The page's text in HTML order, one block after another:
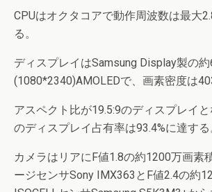
CPUはオクタコアで動作周波数は最大
る。
ディスプレイはSamsung Display製の
(1080*2340)AMOLEDで、画素密度は
アスペクト比が19.5:9のディスプレイ
のディスプレイ占有率は93.4%に達する
カメラはリアにF値1.8の約1200万画素
ージセンサSony IMX363とF値2.4の約